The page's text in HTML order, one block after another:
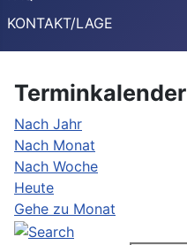
KONTAKT/LAGE
Terminkalender
Nach Jahr
Nach Monat
Nach Woche
Heute
Gehe zu Monat